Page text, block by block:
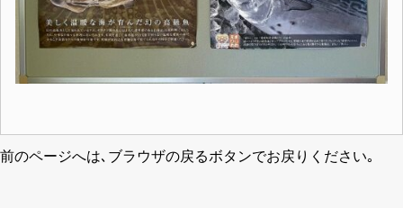
前のページへは､ブラウザの戻るボタンでお戻りください｡